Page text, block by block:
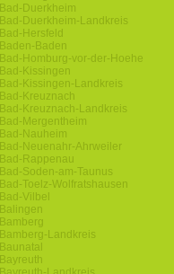
Bad-Duerkheim
Bad-Duerkheim-Landkreis
Bad-Hersfeld
Baden-Baden
Bad-Homburg-vor-der-Hoehe
Bad-Kissingen
Bad-Kissingen-Landkreis
Bad-Kreuznach
Bad-Kreuznach-Landkreis
Bad-Mergentheim
Bad-Nauheim
Bad-Neuenahr-Ahrweiler
Bad-Rappenau
Bad-Soden-am-Taunus
Bad-Toelz-Wolfratshausen
Bad-Vilbel
Balingen
Bamberg
Bamberg-Landkreis
Baunatal
Bayreuth